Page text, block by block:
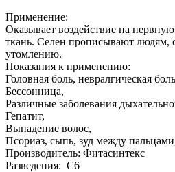
Применение:
Оказывает воздействие на
ткань. Селен прописывают людям,
утомлению.
Показания к применению:
Головная боль, невралгическая
Бессонница,
Различные заболевания
Гепатит,
Выпадение волос,
Псориаз, сыпь, зуд между
Производитель: Фитасинтекс
Разведения: С6